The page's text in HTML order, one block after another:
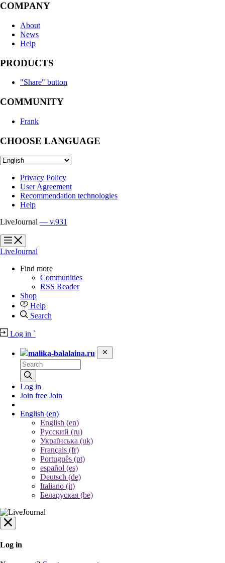
COMPANY
About
News
Help
PRODUCTS
"Share" button
COMMUNITY
Frank
CHOOSE LANGUAGE
Privacy Policy
User Agreement
Recommendation technologies
Help
LiveJournal — v.931
?
?
LiveJournal
Find more
Communities
RSS Reader
Shop
Help
Search
Log in `
malika-balalaina.ru
Log in
Join free Join
English (en)
English (en)
Русский (ru)
Українська (uk)
Français (fr)
Português (pt)
español (es)
Deutsch (de)
Italiano (it)
Беларуская (be)
Log in